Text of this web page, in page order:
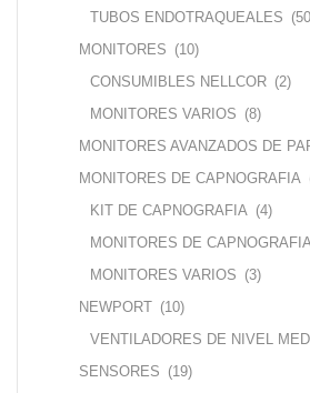
TUBOS ENDOTRAQUEALES
MONITORES (10)
CONSUMIBLES NELLCOR (2)
MONITORES VARIOS (8)
MONITORES AVANZADOS DE
MONITORES DE CAPNOGRAFIA
KIT DE CAPNOGRAFIA (4)
MONITORES DE CAPNOGRAFIA
MONITORES VARIOS (3)
NEWPORT (10)
VENTILADORES DE NIVEL
SENSORES (19)